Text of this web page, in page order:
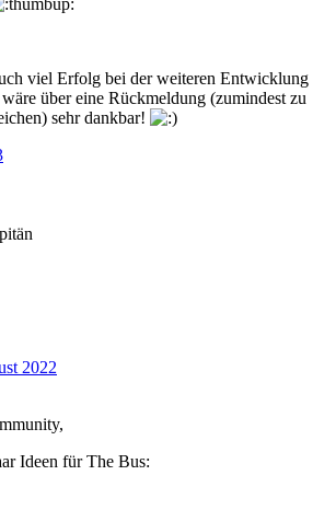
viel Erfolg bei der weiteren Entwicklung
über eine Rückmeldung (zumindest zu
sehr dankbar!
2022
Ideen fürThe Bus: